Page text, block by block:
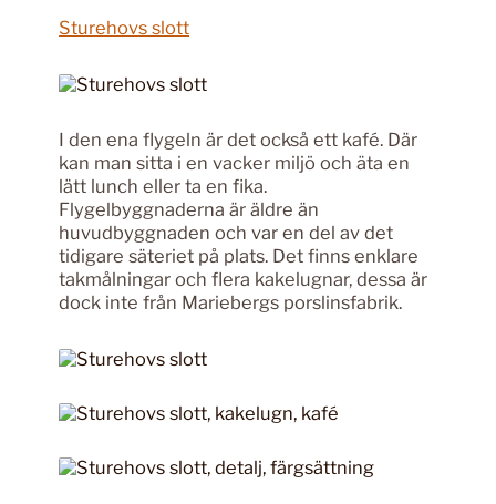
Sturehovs slott
I den ena flygeln är det också ett kafé. Där
kan man sitta i en vacker miljö och äta en
lätt lunch eller ta en fika.
Flygelbyggnaderna är äldre än
huvudbyggnaden och var en del av det
tidigare säteriet på plats. Det finns enklare
takmålningar och flera kakelugnar, dessa är
dock inte från Mariebergs porslinsfabrik.